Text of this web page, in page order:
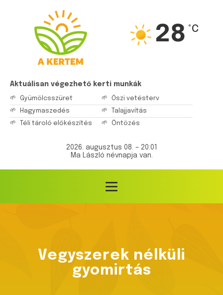
Aktuálisan végezhető kerti munkák
Gyümölcsszüret
Hagymaszedés
Téli tároló előkészítés
Őszi vetésterv
Talajjavítás
Öntözés
2026. augusztus 08. – 20:01
Ma László névnapja van.
28 °C
Vegyszerek nélküli
gyomirtás